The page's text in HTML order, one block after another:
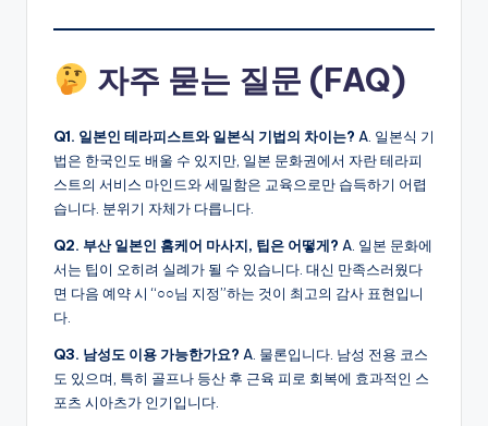
자주 묻는 질문 (FAQ)
Q1. 일본인 테라피스트와 일본식 기법의 차이는? A. 일본식 기
법은 한국인도 배울 수 있지만, 일본 문화권에서 자란 테라피
스트의 서비스 마인드와 세밀함은 교육으로만 습득하기 어렵
습니다. 분위기 자체가 다릅니다.
Q2. 부산 일본인 홈케어 마사지, 팁은 어떻게? A. 일본 문화에
서는 팁이 오히려 실례가 될 수 있습니다. 대신 만족스러웠다
면 다음 예약 시 “○○님 지정”하는 것이 최고의 감사 표현입니
다.
Q3. 남성도 이용 가능한가요? A. 물론입니다. 남성 전용 코스
도 있으며, 특히 골프나 등산 후 근육 피로 회복에 효과적인 스
포츠 시아츠가 인기입니다.